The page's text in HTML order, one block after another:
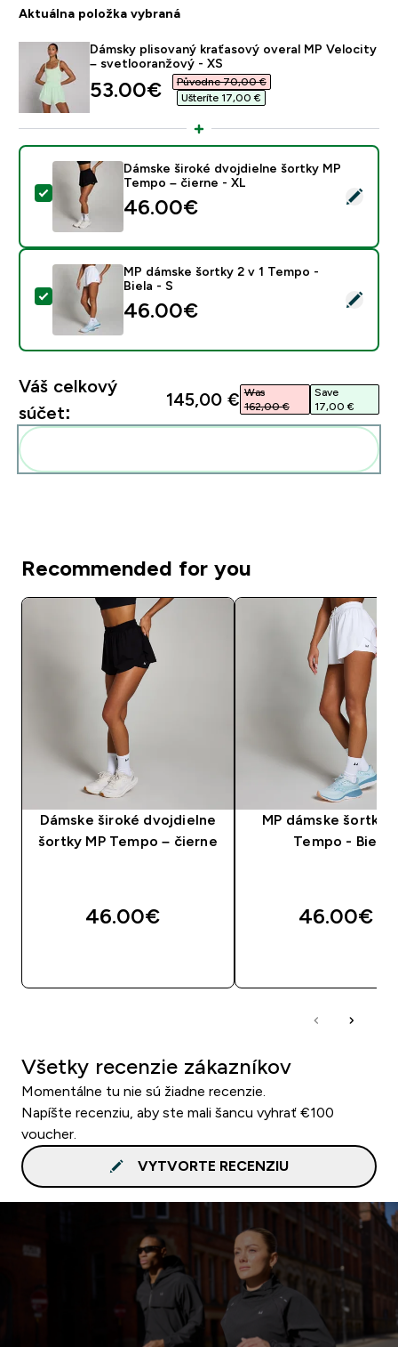
Aktuálna položka vybraná
Dámsky plisovaný kraťasový overal MP Velocity
– svetlooranžový - XS
discounted price
53.00€‎
Původne 70,00 €‎
Ušteríte 17,00 €‎
Vybrať tento produkt - Dámske široké dvojdielne
Dámske široké dvojdielne šortky MP
Tempo – čierne - XL
46.00€‎
Vybrať tento produkt - MP dámske šortky 2 v 1
MP dámske šortky 2 v 1 Tempo -
Biela - S
46.00€‎
Váš celkový
súčet:
145,00 €‎ Was
162,00 €‎
Save
17,00 €‎
Recommended for you
Dámske široké dvojdielne
šortky MP Tempo – čierne
46.00€‎
MP dámske šortky
Tempo - Biela
46.00€‎
Všetky recenzie zákazníkov
Momentálne tu nie sú žiadne recenzie.
Napíšte recenziu, aby ste mali šancu vyhrať €100
voucher.
VYTVORTE RECENZIU